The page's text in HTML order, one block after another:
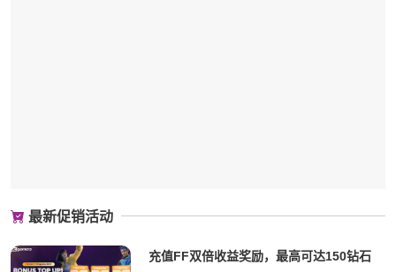
最新促销活动
充值FF双倍收益奖励，最高可达150钻石